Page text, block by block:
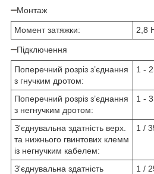
Монтаж
Момент затяжки: 2,8
Підключення
Поперечний розріз з’єднання
з гнучким дротом:
1 -
Поперечний розріз з’єднання
з негнучким дротом:
1 -
З'єднувальна здатність верх.
та нижнього гвинтових клемм
із негнучким кабелем:
1 /
З'єднувальна здатність
1 /